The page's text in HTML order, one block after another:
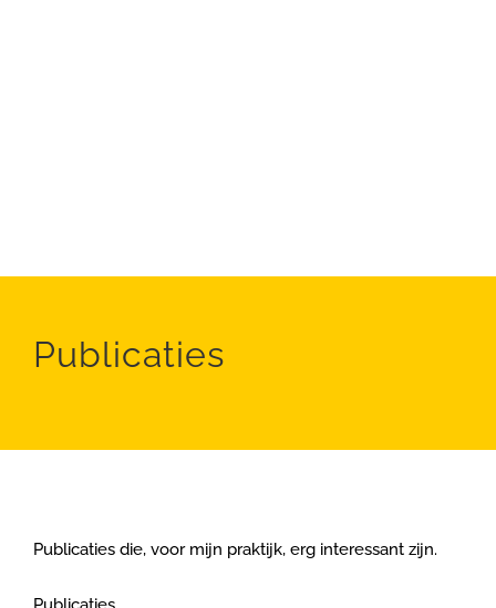
Publicaties
Publicaties die, voor mijn praktijk, erg interessant zijn.